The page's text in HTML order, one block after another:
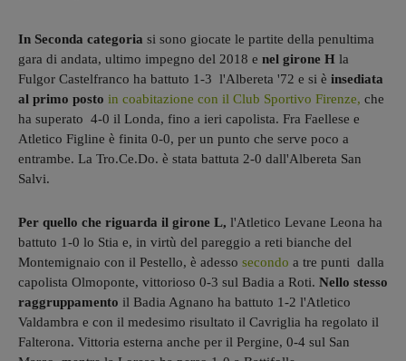
In Seconda categoria si sono giocate le partite della penultima
gara di andata, ultimo impegno del 2018 e nel girone H la
Fulgor Castelfranco ha battuto 1-3 l'Albereta '72 e si è insediata
al primo posto in coabitazione con il Club Sportivo Firenze, che
ha superato 4-0 il Londa, fino a ieri capolista. Fra Faellese e
Atletico Figline è finita 0-0, per un punto che serve poco a
entrambe. La Tro.Ce.Do. è stata battuta 2-0 dall'Albereta San
Salvi.
Per quello che riguarda il girone L, l'Atletico Levane Leona ha
battuto 1-0 lo Stia e, in virtù del pareggio a reti bianche del
Montemignaio con il Pestello, è adesso secondo a tre punti dalla
capolista Olmoponte, vittorioso 0-3 sul Badia a Roti. Nello stesso
raggruppamento il Badia Agnano ha battuto 1-2 l'Atletico
Valdambra e con il medesimo risultato il Cavriglia ha regolato il
Falterona. Vittoria esterna anche per il Pergine, 0-4 sul San